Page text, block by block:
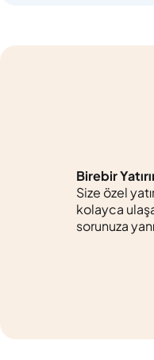
Birebir
Size özel
kolayca
sorunuza